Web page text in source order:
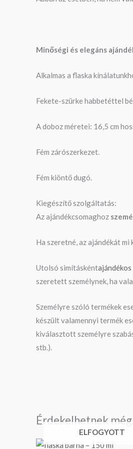
Minőségi és elegáns
Alkalmas a flaska
Fekete-szürke habbetéttel
A doboz méretei: 16,5 cm
Fém zárószerkezet.
Fém kiöntő dugó.
Kiegészítő szolgáltatás:
Az ajándékcsomaghoz
Ha szeretné, az ajándékát
Utolsó simításkéntajándékos
szeretett személynek, ha
Személyre szóló termékek
készült valamennyi termék
kiválasztott személyre
stb.).
Érdekelhetnek
ELFOGYOTT